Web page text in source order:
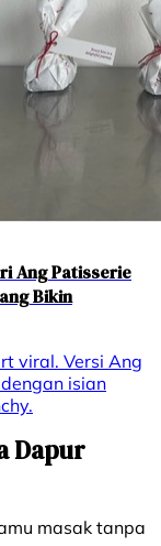
Ang Patisserie
Bikin
viral. Versi Ang
isian
Dapur
masak tanpa